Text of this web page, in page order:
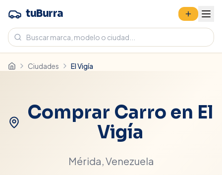
tuBurra
Ciudades El Vigía
Comprar Carro en El
Vigía
Mérida, Venezuela